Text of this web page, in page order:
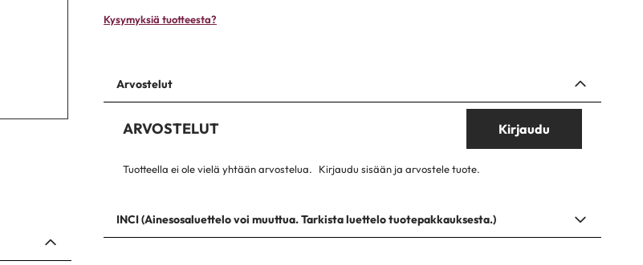
Kysymyksiä tuotteesta?
Arvostelut
ARVOSTELUT Kirjaudu
Tuotteella ei ole vielä yhtään arvostelua. Kirjaudu sisään ja arvostele tuote.
INCI (Ainesosaluettelo voi muuttua. Tarkista luettelo tuotepakkauksesta.)